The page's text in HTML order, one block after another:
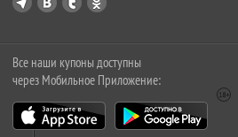
Все наши купоны доступны
через Мобильное Приложение: